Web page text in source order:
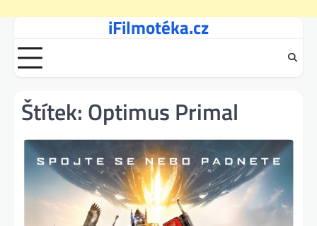
content
iFilmotéka.cz
Štítek: Optimus Primal